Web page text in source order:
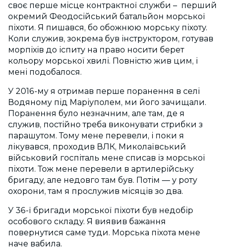
своє перше місце контрактної служби – перший
окремий Феодосійський батальйон морської
піхоти. Я пишався, бо обожнюю морську піхоту.
Коли служив, зокрема був інструктором, готував
морпіхів до іспиту на право носити берет
кольору морської хвилі. Повністю жив цим, і
мені подобалося.
У 2016-му я отримав перше поранення в селі
Водяному під Маріуполем, ми його зачищали.
Поранення було незначним, але там, де я
служив, постійно треба виконувати стрибки з
парашутом. Тому мене перевели, і поки я
лікувався, проходив ВЛК, Миколаївський
військовий госпіталь мене списав із морської
піхоти. Тож мене перевели в артилерійську
бригаду, але недовго там був. Потім — у роту
охорони, там я прослужив місяців зо два.
У 36-ї бригади морської піхоти був недобір
особового складу. Я виявив бажання
повернутися саме туди. Морська піхота мене
наче вабила.